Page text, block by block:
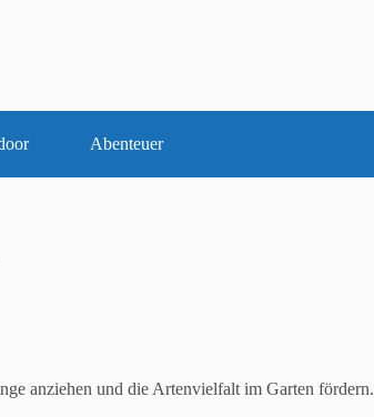
Abenteuer
anziehen und die Artenvielfalt im Garten fördern.